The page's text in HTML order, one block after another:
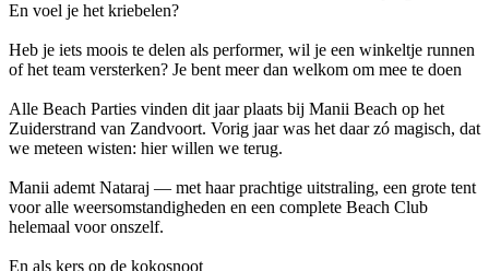
En voel je het kriebelen?
Heb je iets moois te delen als performer, wil je een winkeltje runnen
of het team versterken? Je bent meer dan welkom om mee te doen
Alle Beach Parties vinden dit jaar plaats bij Manii Beach op het
Zuiderstrand van Zandvoort. Vorig jaar was het daar zó magisch, dat
we meteen wisten: hier willen we terug.
Manii ademt Nataraj — met haar prachtige uitstraling, een grote tent
voor alle weersomstandigheden en een complete Beach Club
helemaal voor onszelf.
En als kers op de kokosnoot